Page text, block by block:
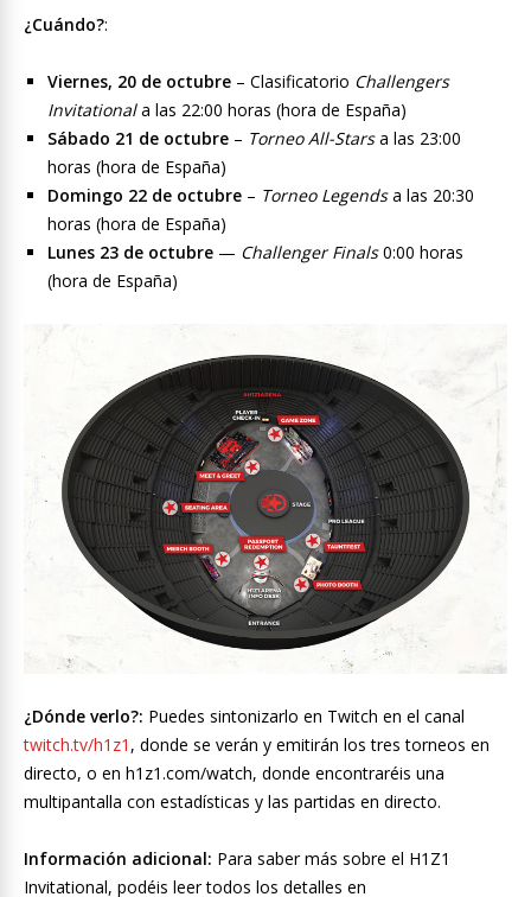
¿Cuándo?:
Viernes, 20 de octubre – Clasificatorio Challengers
Invitationala las 22:00 horas (hora de España)
Sábado 21 de octubre – Torneo All-Starsa las 23:00
horas (hora de España)
Domingo 22 de octubre – Torneo Legendsa las 20:30
horas (hora de España)
Lunes 23 de octubre — Challenger Finals0:00 horas
(hora de España)
¿Dónde verlo?: Puedes sintonizarlo en Twitch en el canal
twitch.tv/h1z1 , donde se verán y emitirán los tres torneos en
directo, o en h1z1.com/watch, donde encontraréis una
multipantalla con estadísticas y las partidas en directo.
Información adicional: Para saber más sobre el H1Z1
Invitational, podéis leer todos los detalles en